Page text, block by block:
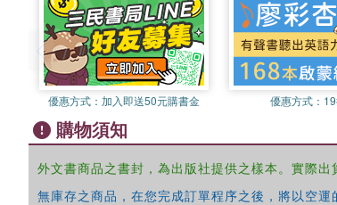
優惠方式： 加入即送50元購書金 優惠方式：
購物須知
外文書商品之書封，為出版社提供之樣本。實際
無庫存之商品，在您完成訂單程序之後，將以空